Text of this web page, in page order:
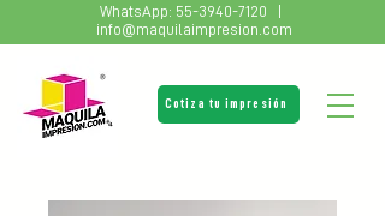
Cotiza tu impresión
WhatsApp: 55-3940-7120
info@maquilaimpresion.com